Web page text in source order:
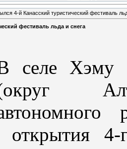
4-й Канасский туристический фестиваль
фестиваль льда и снега
селе Хэму
4-